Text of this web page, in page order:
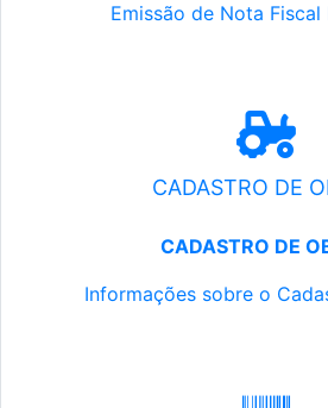
Emissão de Nota Fiscal
CADASTRO DE
CADASTRO DE
Informações sobre o